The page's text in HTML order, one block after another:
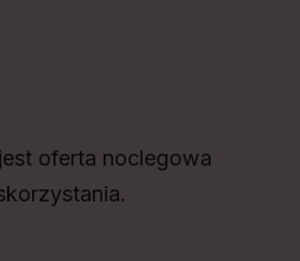
oferta noclegowa